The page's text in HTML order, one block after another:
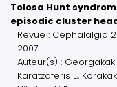
Tolosa Hunt
episodic cluster
Revue : Cephalalgia
2007.
Auteur(s) :
Karatzaferis L.,